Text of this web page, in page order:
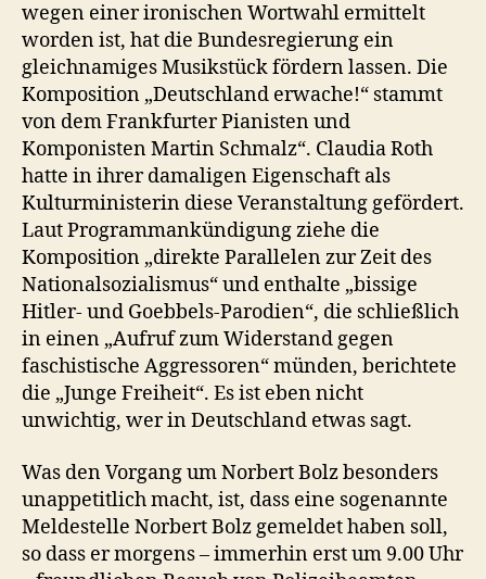
wegen einer ironischen Wortwahl ermittelt
worden ist, hat die Bundesregierung ein
gleichnamiges Musikstück fördern lassen. Die
Komposition „Deutschland erwache!“ stammt
von dem Frankfurter Pianisten und
Komponisten Martin Schmalz“. Claudia Roth
hatte in ihrer damaligen Eigenschaft als
Kulturministerin diese Veranstaltung gefördert.
Laut Programmankündigung ziehe die
Komposition „direkte Parallelen zur Zeit des
Nationalsozialismus“ und enthalte „bissige
Hitler- und Goebbels-Parodien“, die schließlich
in einen „Aufruf zum Widerstand gegen
faschistische Aggressoren“ münden, berichtete
die „Junge Freiheit“. Es ist eben nicht
unwichtig, wer in Deutschland etwas sagt.
Was den Vorgang um Norbert Bolz besonders
unappetitlich macht, ist, dass eine sogenannte
Meldestelle Norbert Bolz gemeldet haben soll,
so dass er morgens – immerhin erst um 9.00 Uhr